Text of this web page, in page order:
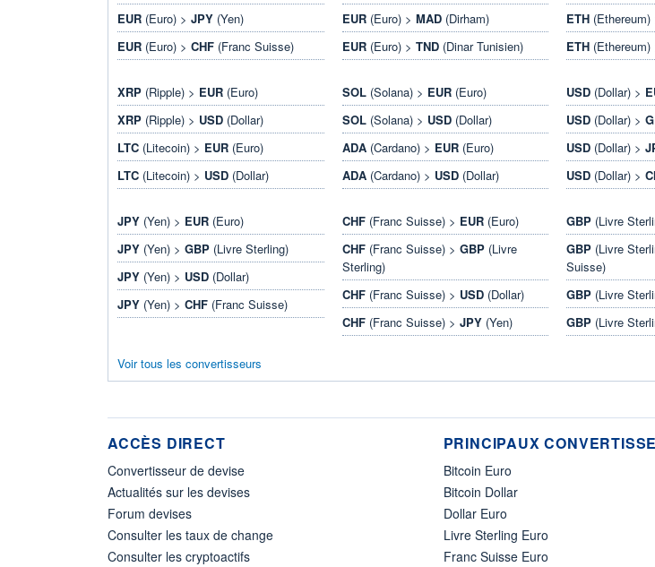
EUR (Euro) > JPY (Yen)
EUR (Euro) > CHF (Franc Suisse)
EUR(Euro) > MAD(Dirham)
EUR(Euro) > TND(Dinar Tunisien)
ETH (Ethereum)
ETH (Ethereum)
XRP (Ripple) > EUR (Euro)
XRP (Ripple) > USD (Dollar)
LTC (Litecoin) > EUR (Euro)
LTC (Litecoin) > USD (Dollar)
SOL(Solana) > EUR(Euro)
SOL(Solana) > USD(Dollar)
ADA(Cardano) > EUR(Euro)
ADA(Cardano) > USD(Dollar)
USD (Dollar) >
USD (Dollar) >
USD (Dollar) >
USD (Dollar) >
JPY (Yen) > EUR (Euro)
JPY (Yen) > GBP (Livre Sterling)
JPY (Yen) > USD (Dollar)
JPY (Yen) > CHF (Franc Suisse)
CHF(Franc Suisse) > EUR(Euro)
CHF(Franc Suisse) > GBP(Livre
Sterling)
CHF(Franc Suisse) > USD(Dollar)
CHF(Franc Suisse) > JPY(Yen)
GBP (Livre
GBP (Livre
Suisse)
GBP (Livre
GBP (Livre
Voir tous les convertisseurs
ACCÈS DIRECT
Convertisseur de devise
Actualités sur les devises
Forum devises
Consulter les taux de change
Consulter les cryptoactifs
PRINCIPAUX
Bitcoin Euro
Bitcoin Dollar
Dollar Euro
Livre Sterling Euro
Franc Suisse Euro